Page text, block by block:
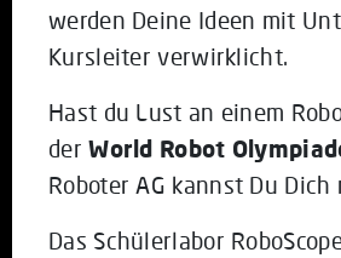
werden Deine Ideen mit
Kursleiter verwirklicht.
Hast du Lust an einem
derWorld Robot
Roboter AG kannst Du
Das Schülerlabor